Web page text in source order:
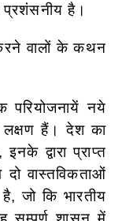
प्रशंसनीय है।
वालों के कथन
परियोजनायें नये
लक्षण हैं। देश का
द्वारा प्राप्त
दो वास्तविकताओं
जो कि भारतीय